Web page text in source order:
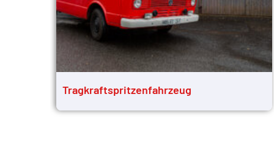
Tragkraftspritzenfahrzeug